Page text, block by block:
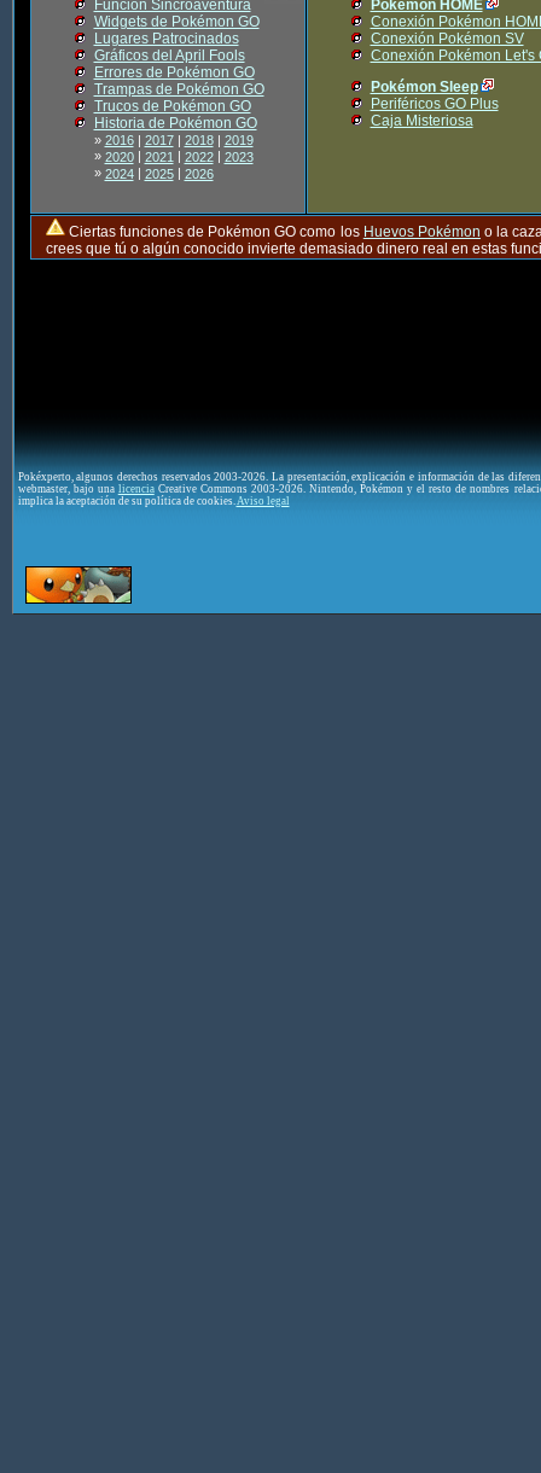
Función Sincroaventura
Widgets de Pokémon GO
Lugares Patrocinados
Gráficos del April Fools
Errores de Pokémon GO
Trampas de Pokémon GO
Trucos de Pokémon GO
Historia de Pokémon GO
» 2016| 2017| 2018| 2019
» 2020| 2021| 2022| 2023
» 2024| 2025| 2026
Pokémon HOME
Conexión Pokémon
Conexión Pokémon SV
Conexión Pokémon Let's
Pokémon Sleep
Periféricos GO Plus
Caja Misteriosa
Ciertas funciones de Pokémon GO como los Huevos Pokémon o la
crees que tú o algún conocido invierte demasiado dinero real en estas
Pokéxperto, algunos derechos reservados 2003-2026. La presentación, explicación e información de las
webmaster, bajo una licenciaCreative Commons 2003-2026. Nintendo, Pokémon y el resto de nombres
implica la aceptación de su política de cookies. Aviso legal